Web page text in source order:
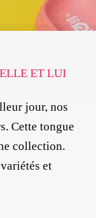
ET LUI
jour, nos
Cette tongue
collection.
et